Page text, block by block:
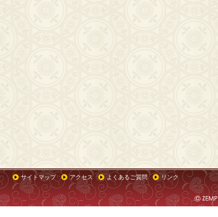
サイトマップ アクセス よくあるご質問 リンク